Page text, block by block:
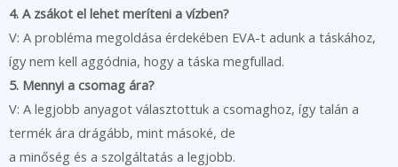
4. A zsákot el lehet meríteni a vízben?
V: A probléma megoldása érdekében EVA-t adunk a táskához,
így nem kell aggódnia, hogy a táska megfullad.
5. Mennyi a csomag ára?
V: A legjobb anyagot választottuk a csomaghoz, így talán a
termék ára drágább, mint másoké, de
a minőség és a szolgáltatás a legjobb.